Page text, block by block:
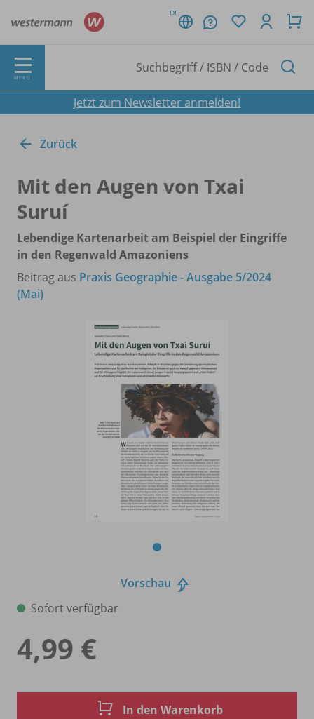
DE
MENÜ
Jetzt zum Newsletter anmelden!
Zurück
Mit den Augen von Txai
Suruí
Lebendige Kartenarbeit am Beispiel der Eingriffe
in den Regenwald Amazoniens
Beitrag aus Praxis Geographie - Ausgabe 5/2024
(Mai)
Vorschau
Sofort verfügbar
4,99 €
In den Warenkorb